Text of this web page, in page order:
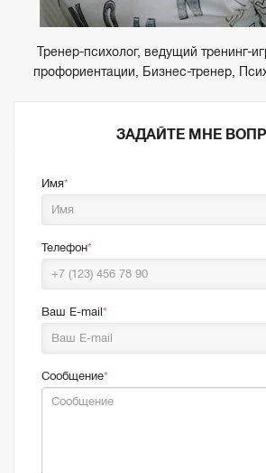
Тренер-психолог, ведущий тренинг-
профориентации, Бизнес-тренер,
ЗАДАЙТЕ МНЕ
Имя
Телефон
Ваш E-mail
Сообщение